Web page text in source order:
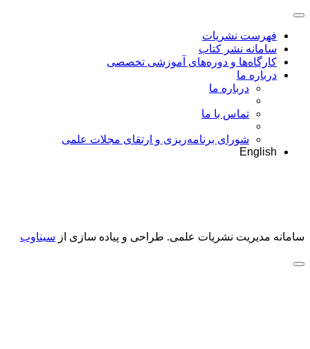
فهرست نشریات
سامانه نشر کتاب
کارگاه‌ها و دوره‌های آموزشی تخصصی
درباره ما
درباره ما
تماس با ما
شورای برنامه‌ریزی و ارتقای مجلات علمی
English
سامانه مدیریت نشریات علمی. طراحی و پیاده سازی از سیناوب